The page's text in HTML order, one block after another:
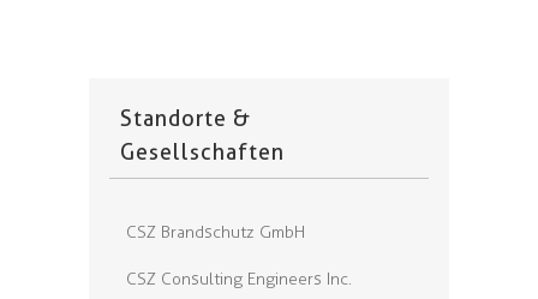
Standorte &
Gesellschaften
CSZ Brandschutz GmbH
CSZ Consulting Engineers Inc.